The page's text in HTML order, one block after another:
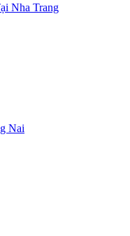
Nha Trang
Nai